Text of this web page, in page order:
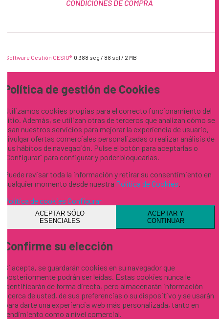
CONDICIONES DE COMPRA
Software Gestión GESIO® 0.388 seg / 88 sql / 2 MB
Política de gestión de Cookies
Utilizamos cookies propias para el correcto funcionamiento del
sitio. Además, se utilizan otras de terceros que analizan cómo se
usan nuestros servicios para mejorar la experiencia de usuario,
divulgar ofertas comerciales personalizadas o realizar análisis de
sus hábitos de navegación. Pulse el botón para aceptarlas o
“Configurar” para configurar y poder bloquearlas.
Puede revisar toda la información y retirar su consentimiento en
cualquier momento desde nuestra Política de Cookies.
Política de cookies Configurar
ACEPTAR SÓLO
ESENCIALES
ACEPTAR Y
CONTINUAR
Confirme su elección
Si acepta, se guardarán cookies en su navegador que
posteriormente podrán ser leídas. Estas cookies nunca le
identificarán de forma directa, pero almacenarán información
acerca de usted, de sus preferencias o su dispositivo y se usarán
para darte una experiencia web más personalizada, tanto en
rendimiento como a nivel comercial.